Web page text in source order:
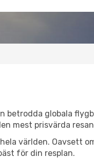
globala
mest prisvärda
världen. Oavsett
för din resplan.